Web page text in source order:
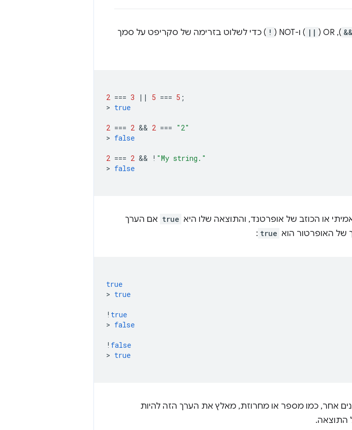
&&
), OR‏ (
|| ) ו-NOT‏ ( ! ) כדי לשלוט בזרימה של סקריפט על סמך
2 === 3 || 5 === 5 ;
> true
2 === 2 && 2 === "2"
> false
2 === 2 && ! "My string."
> false
או הכוזב של אופרטנד, והתוצאה שלו היא true אם הערך
של האופרטור הוא true
:
true
> true
! true
> false
! false
> true
אחר, כמו מספר או מחרוזת, מאלץ את הערך הזה להיות
התוצאה.